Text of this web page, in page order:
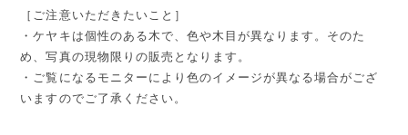
［ご注意いただきたいこと］
・ケヤキは個性のある木で、色や木目が異なります。そのた
め、写真の現物限りの販売となります。
・ご覧になるモニターにより色のイメージが異なる場合がござ
いますのでご了承ください。